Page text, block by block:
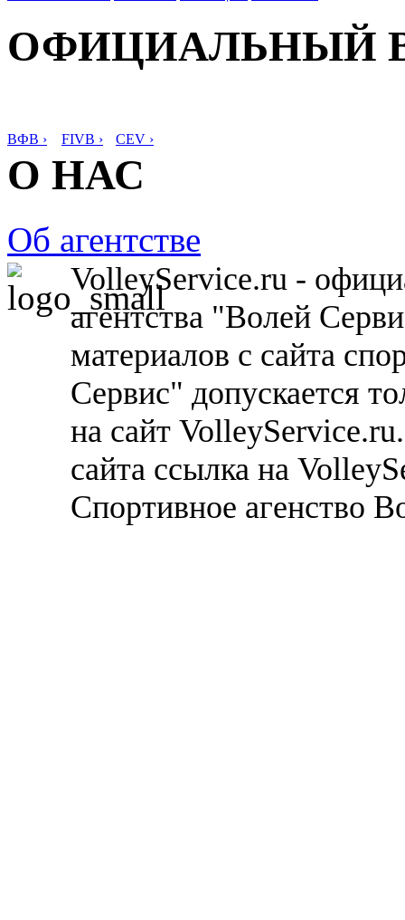
ОФИЦИАЛЬНЫЙ
ВФВ › FIVB › CEV ›
О НАС
Об агентстве
VolleyService.ru -
агентства "Волей
материалов с сайта
Сервис" допускается
на сайт
сайта ссылка на
Спортивное агенство